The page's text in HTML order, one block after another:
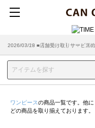
2026/07/29 ■【お知らせ】ヤマト運
2026/03/18 ■店舗受け取りサービス
ワンピースの商品一覧です。他に
どの商品を取り揃えております。